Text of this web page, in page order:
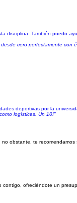
disciplina. También puedo
cero perfectamente con
deportivas por la
logísticas. Un 10!"
obstante, te
ofreciéndote un